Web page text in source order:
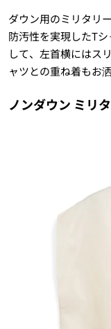
ダウン用のミリタリ
防汚性を実現したT
して、左首横にはス
ャツとの重ね着もお
ノンダウン ミリ